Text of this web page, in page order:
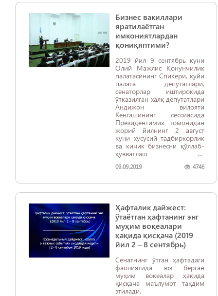
Бизнес вакиллари
яратилаётган
имкониятлардан
қониқяптими?
2019 йил 9 сентябрь куни
Олий Мажлис Қонунчилик
палатасининг Спикери, қуйи
палата депутатлари,
сенаторлар иштирокида
ўтказилган халқ депутатлари
Андижон вилояти
Кенгашининг сессиясида
Президентимиз томонидан
жорий йилнинг 2 август
куни хусусий тадбиркорлик
ва кичик бизнесни қўллаб-
қувватлаш ва
бағишланган йиғилишда
вазифалар ижроси
муҳокама қилинди.
09.09.2019 4746
Ҳафталик дайжест:
ўтаётган ҳафтанинг энг
муҳим воқеалари
ҳақида қисқача (2019
йил 2 – 8 сентябрь)
Сенатнинг ўтган ҳафтадаги
фаолиятида юз берган
муҳим воқеалар ҳақида
қисқача маълумот тақдим
этилади.